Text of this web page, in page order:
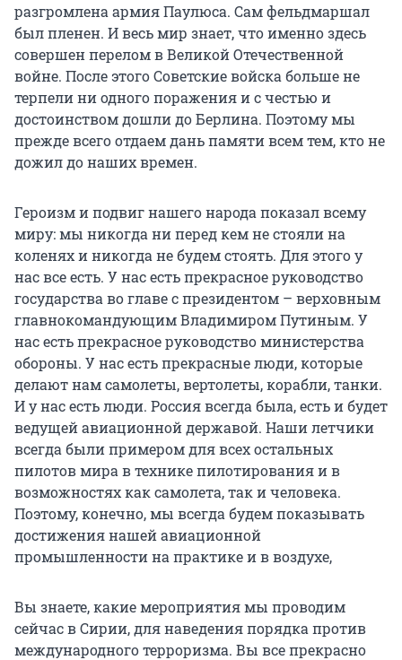
разгромлена армия Паулюса. Сам фельдмаршал
был пленен. И весь мир знает, что именно здесь
совершен перелом в Великой Отечественной
войне. После этого Советские войска больше не
терпели ни одного поражения и с честью и
достоинством дошли до Берлина. Поэтому мы
прежде всего отдаем дань памяти всем тем, кто не
дожил до наших времен.
Героизм и подвиг нашего народа показал всему
миру: мы никогда ни перед кем не стояли на
коленях и никогда не будем стоять. Для этого у
нас все есть. У нас есть прекрасное руководство
государства во главе с президентом – верховным
главнокомандующим Владимиром Путиным. У
нас есть прекрасное руководство министерства
обороны. У нас есть прекрасные люди, которые
делают нам самолеты, вертолеты, корабли, танки.
И у нас есть люди. Россия всегда была, есть и будет
ведущей авиационной державой. Наши летчики
всегда были примером для всех остальных
пилотов мира в технике пилотирования и в
возможностях как самолета, так и человека.
Поэтому, конечно, мы всегда будем показывать
достижения нашей авиационной
промышленности на практике и в воздухе,
Вы знаете, какие мероприятия мы проводим
сейчас в Сирии, для наведения порядка против
международного терроризма. Вы все прекрасно